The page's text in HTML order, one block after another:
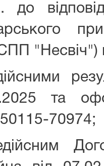
до
"Несвіч")
та
70974;